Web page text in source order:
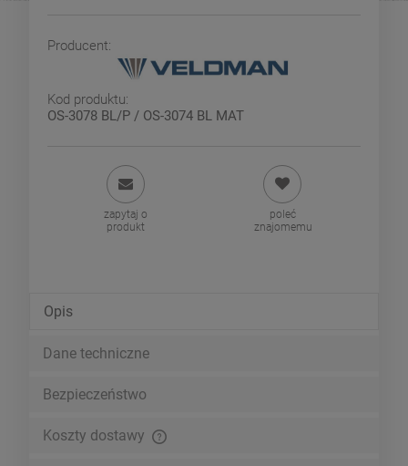
Producent:
Kod produktu:
OS-3078 BL/P / OS-3074 BL MAT
zapytaj o
produkt
poleć
znajomemu
Opis
Dane techniczne
Bezpieczeństwo
Koszty dostawy